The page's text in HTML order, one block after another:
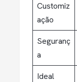
Customiz
ação
Seguranç
a
Ideal